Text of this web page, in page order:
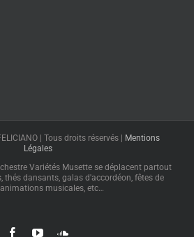
| Tous droits réservés |
Mentions
Légales
Variétés Musette se déplacent partout
thés dansants, galas d'accordéon, fêtes de
musicales, etc…
FacebookYouTubeSoundCloud